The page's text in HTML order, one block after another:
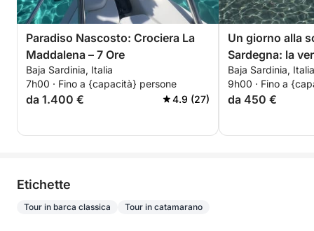
Paradiso Nascosto: Crociera La
Maddalena – 7 Ore
Baja Sardinia, Italia
7h00 · Fino a {capacità} persone
da 1.400 € 4.9 (27)
Un giorno alla
Sardegna: la
motoscafo
Baja Sardinia, Italia
9h00 · Fino a
da 450 €
Etichette
Tour in barca classica Tour in catamarano